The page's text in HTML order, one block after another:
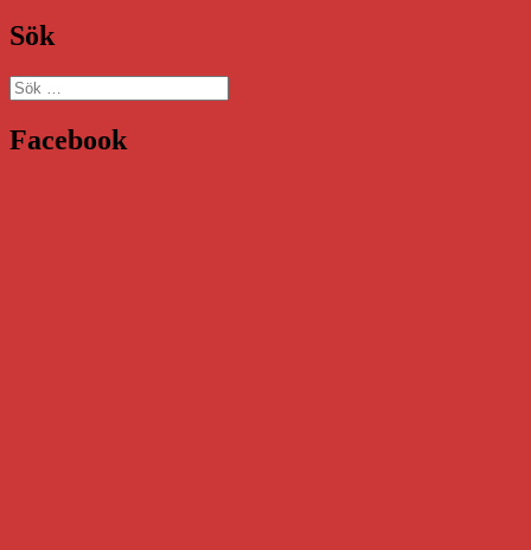
Sök
Sök
efter:
Facebook